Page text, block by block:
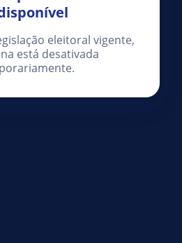
eleitoral vigente,
está desativada